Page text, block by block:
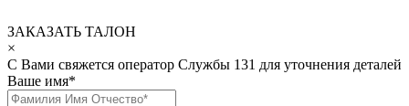
ЗАКАЗАТЬ ТАЛОН
×
С Вами свяжется оператор Службы 131 для уточнения деталей
Ваше имя*